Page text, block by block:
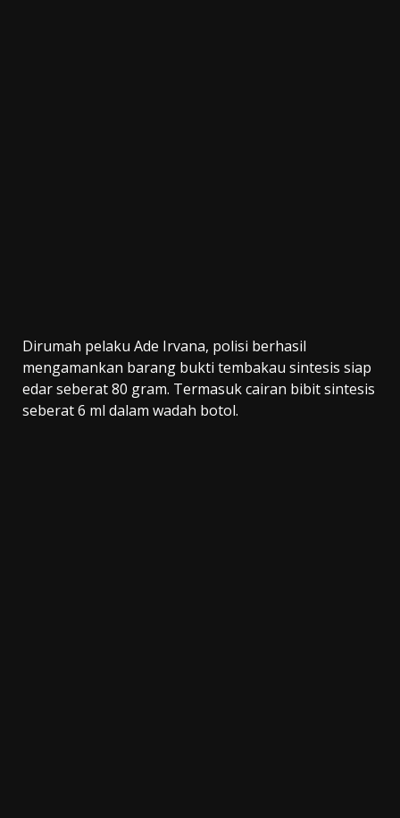
Dirumah pelaku Ade Irvana, polisi berhasil
mengamankan barang bukti tembakau sintesis siap
edar seberat 80 gram. Termasuk cairan bibit sintesis
seberat 6 ml dalam wadah botol.